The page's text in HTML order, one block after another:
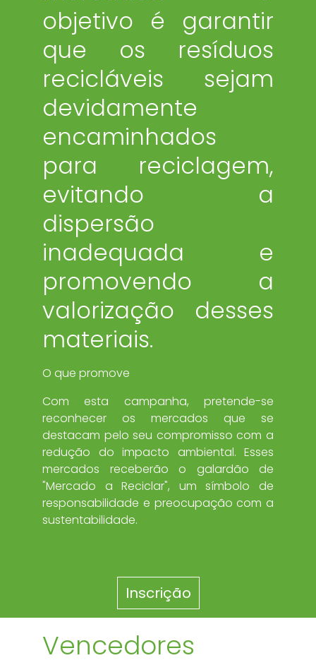
objetivo é garantir
que os resíduos
recicláveis sejam
devidamente
encaminhados
para reciclagem,
evitando a
dispersão
inadequada e
promovendo a
valorização desses
materiais.
O que promove
Com esta campanha, pretende-se
reconhecer os mercados que se
destacam pelo seu compromisso com a
redução do impacto ambiental. Esses
mercados receberão o galardão de
"Mercado a Reciclar", um símbolo de
responsabilidade e preocupação com a
sustentabilidade.
Inscrição
Vencedores